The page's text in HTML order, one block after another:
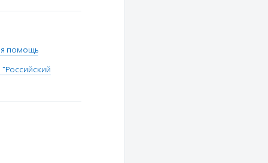
помощь